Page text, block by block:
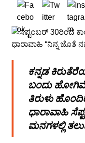
ಕನ್ನಡ
ಬಂದು
ತಿರುಳು
ಧಾರಾವಾಹಿ
ಮನಗಳಲ್ಲಿ